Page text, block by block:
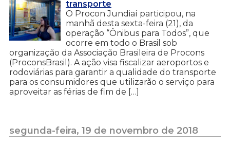
transporte
O Procon Jundiaí participou, na
manhã desta sexta-feira (21), da
operação “Ônibus para Todos”, que
ocorre em todo o Brasil sob
organização da Associação Brasileira de Procons
(ProconsBrasil). A ação visa fiscalizar aeroportos e
rodoviárias para garantir a qualidade do transporte
para os consumidores que utilizarão o serviço para
aproveitar as férias de fim de […]
segunda-feira, 19 de novembro de 2018